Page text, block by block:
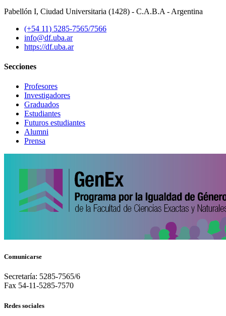
Pabellón I, Ciudad Universitaria (1428) - C.A.B.A - Argentina
(+54 11) 5285-7565/7566
info@df.uba.ar
https://df.uba.ar
Secciones
Profesores
Investigadores
Graduados
Estudiantes
Futuros estudiantes
Alumni
Prensa
Comunicarse
Secretaría: 5285-7565/6
Fax 54-11-5285-7570
Redes sociales